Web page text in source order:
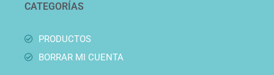
CATEGORÍAS
PRODUCTOS
BORRAR MI CUENTA